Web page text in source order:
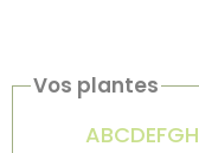
Vos plantes
ABCDEFGH